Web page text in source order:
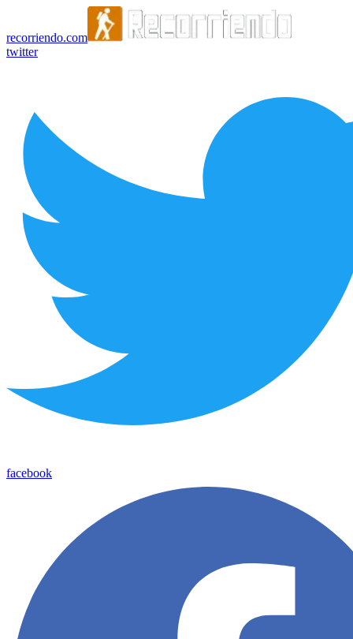
recorriendo.com
twitter
facebook